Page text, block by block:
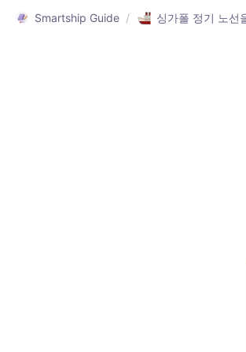
Smartship Guide / 싱가폴 정기 노선